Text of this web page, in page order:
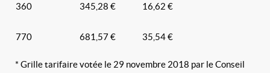
360 345,28 € 16,62 €
770 681,57 € 35,54 €
* Grille tarifaire votée le 29 novembre 2018 par le Conseil